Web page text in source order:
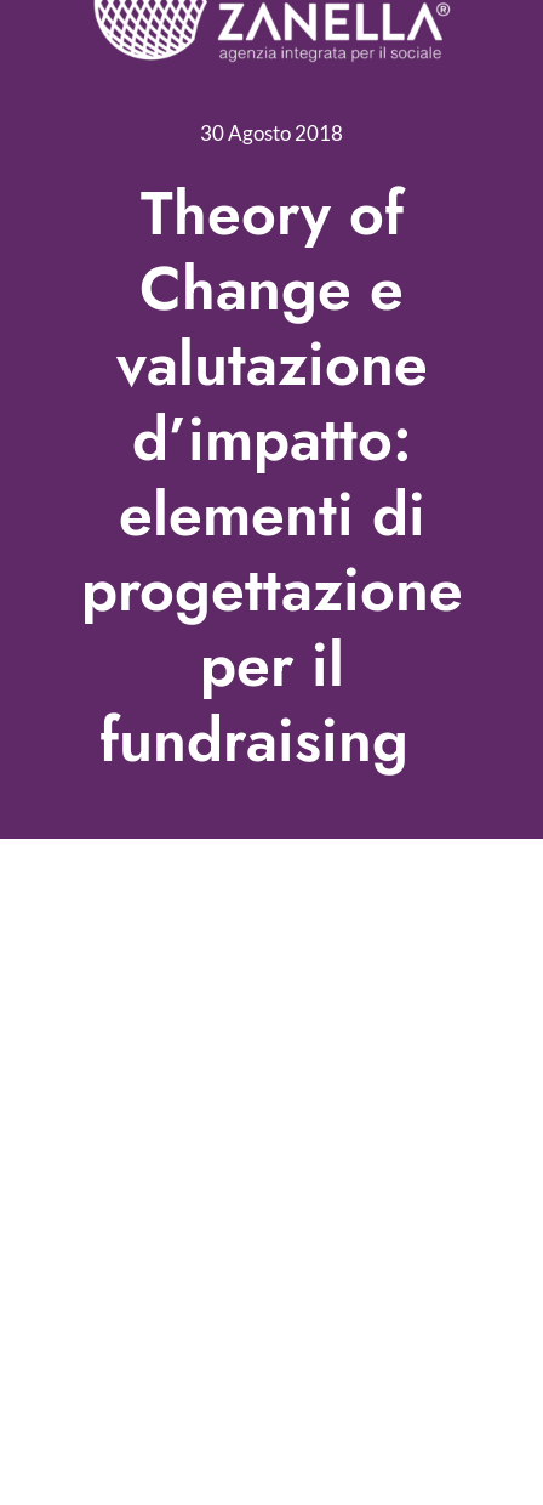
Servizi
Nonprofit Blog
Fundraising Academy
Multimedia
Come contattarci
30 Agosto 2018
Theory of
Change e
valutazione
d’impatto:
elementi di
progettazione
per il
fundraising